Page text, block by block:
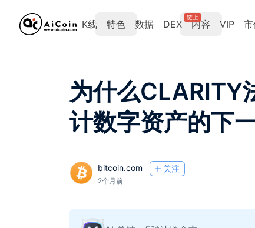
K线 特色 数据 DEX
链上
内容 VIP 市
为什么CLARITY
计数字资产的下
bitcoin.com 关注
2个月前